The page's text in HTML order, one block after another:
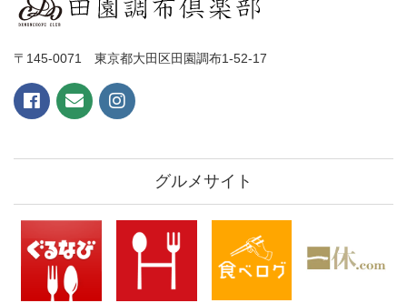
〒145-0071 東京都大田区田園調布1-52-17
グルメサイト